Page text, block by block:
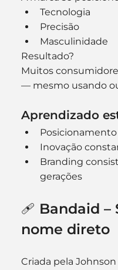
Tecnologia
Precisão
Masculinidade
Resultado?
Muitos
— mesmo usando
Aprendizado
Inovação
Branding
gerações
🩹 Bandaid
nome direto
Criada pela